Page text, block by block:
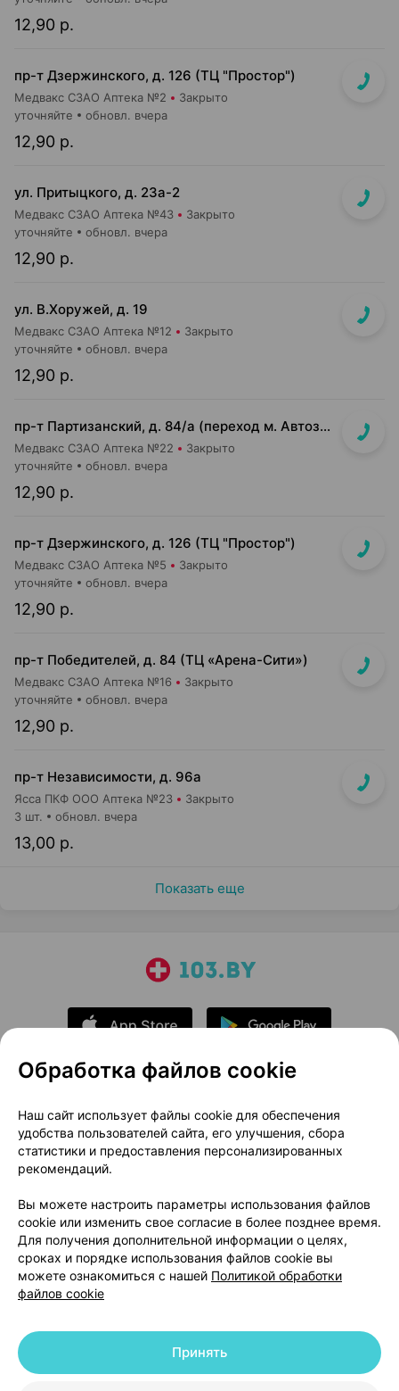
12,90 р.
пр-т Дзержинского, д. 126 (ТЦ "Простор")
Медвакс СЗАО Аптека №2 Закрыто
12,90 р.
уточняйте обновл. вчера
ул. Притыцкого, д. 23а-2
Медвакс СЗАО Аптека №43 Закрыто
12,90 р.
уточняйте обновл. вчера
ул. В.Хоружей, д. 19
Медвакс СЗАО Аптека №12 Закрыто
12,90 р.
уточняйте обновл. вчера
пр-т Партизанский, д. 84/а (переход м. Автозаводская, выход в сторону ул. Кабушкина)
Медвакс СЗАО Аптека №22 Закрыто
12,90 р.
уточняйте обновл. вчера
пр-т Дзержинского, д. 126 (ТЦ "Простор")
Медвакс СЗАО Аптека №5 Закрыто
12,90 р.
уточняйте обновл. вчера
пр-т Победителей, д. 84 (ТЦ «Арена-Сити»)
Медвакс СЗАО Аптека №16 Закрыто
12,90 р.
уточняйте обновл. вчера
пр-т Независимости, д. 96а
Ясса ПКФ ООО Аптека №23 Закрыто
13,00 р.
3 шт. обновл. вчера
Показать еще
О проекте
Новости проекта
Размещение рекламы
Медицинский маркетинг
Публичный договор
Доставка
Способы оплаты
Вакансии
Партнеры
Написать руководителю 103.by
Написать в поддержку
Персональные настройки Cookie
© 2026 ООО «Артокс Лаб», УНП 191700409 | 220012, Республика Беларусь,
Обработка файлов cookie
Наш сайт использует файлы cookie для обеспечения
удобства пользователей сайта, его улучшения, сбора
статистики и предоставления персонализированных
рекомендаций.
Вы можете настроить параметры использования файлов
cookie или изменить свое согласие в более позднее время.
Для получения дополнительной информации о целях,
сроках и порядке использования файлов cookie вы
можете ознакомиться с нашей Политикой обработки
файлов cookie
Принять